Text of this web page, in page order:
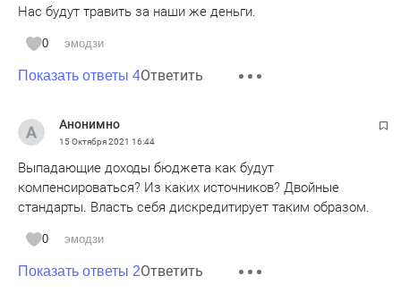
вопросы к МСЗ в данном случае?
Нас будут травить за наши же деньги.
0 эмодзи
Показать ответы 4Ответить
Анонимно
15 Октября 2021 16:44
Выпадающие доходы бюджета как будут
компенсироваться? Из каких источников? Двойные
стандарты. Власть себя дискредитирует таким образом.
0 эмодзи
Показать ответы 2Ответить